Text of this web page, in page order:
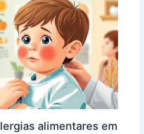
alimentares em